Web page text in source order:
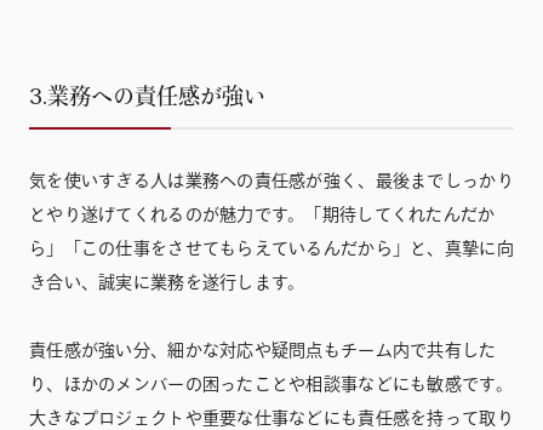
3.業務への責任感が強い
気を使いすぎる人は業務への責任感が強く、最後までしっかり
とやり遂げてくれるのが魅力です。「期待してくれたんだか
ら」「この仕事をさせてもらえているんだから」と、真摯に向
き合い、誠実に業務を遂行します。
責任感が強い分、細かな対応や疑問点もチーム内で共有した
り、ほかのメンバーの困ったことや相談事などにも敏感です。
大きなプロジェクトや重要な仕事などにも責任感を持って取り